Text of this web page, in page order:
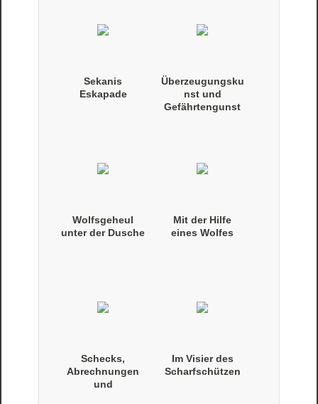
Sekanis
Eskapade
Überzeugungsku
nst und
Gefährtengunst
Wolfsgeheul
unter der Dusche
Mit der Hilfe
eines Wolfes
Schecks,
Abrechnungen
und
Im Visier des
Scharfschützen